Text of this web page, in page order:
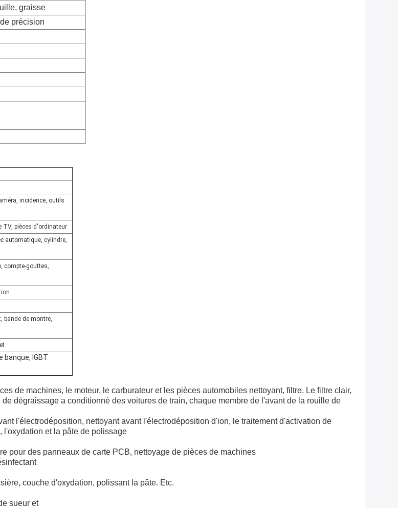
graisse
précision
incidence, outils
TV, pièces d'ordinateur
automatique, cylindre,
compte-gouttes,
bande de montre,
banque, IGBT
de machines, le moteur, le carburateur et les pièces automobiles nettoyant, filtre. Le filtre clair,
dégraissage a conditionné des voitures de train, chaque membre de l'avant de la rouille de
l'électrodéposition, nettoyant avant l'électrodéposition d'ion, le traitement d'activation de
l'oxydation et la pâte de polissage
pour des panneaux de carte PCB, nettoyage de pièces de machines
couche d'oxydation, polissant la pâte. Etc.
sueur et